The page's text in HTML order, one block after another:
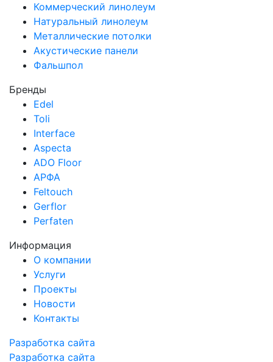
Коммерческий линолеум
Натуральный линолеум
Металлические потолки
Акустические панели
Фальшпол
Бренды
Edel
Toli
Interface
Aspecta
ADO Floor
АРФА
Feltouch
Gerflor
Perfaten
Информация
О компании
Услуги
Проекты
Новости
Контакты
Разработка сайта
Разработка сайта